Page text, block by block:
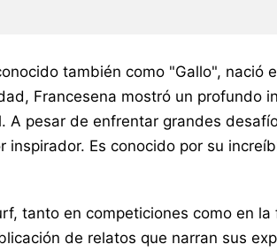
también como "Gallo", nació
Francesena mostró un profundo
pesar de enfrentar grandes
Es conocido por su
tanto en competiciones como en
de relatos que narran sus